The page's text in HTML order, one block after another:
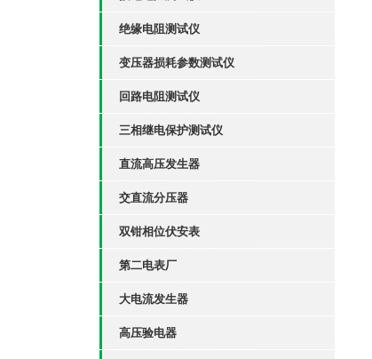
绝缘电阻测试仪
变压器损耗参数测试仪
回路电阻测试仪
三相继电保护测试仪
直流高压发生器
交直流分压器
双钳相位伏安表
第二电表厂
大电流发生器
高压验电器